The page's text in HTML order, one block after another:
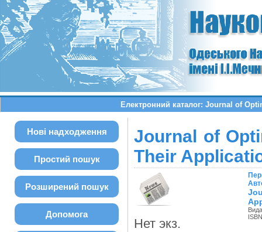
Електронний каталог: Journal of
Нові надходження
Простий пошук
Розширений пошук
Допомога
Journal of
Their
Нет экз.